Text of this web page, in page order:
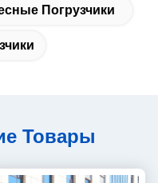
Погрузчики
Товары